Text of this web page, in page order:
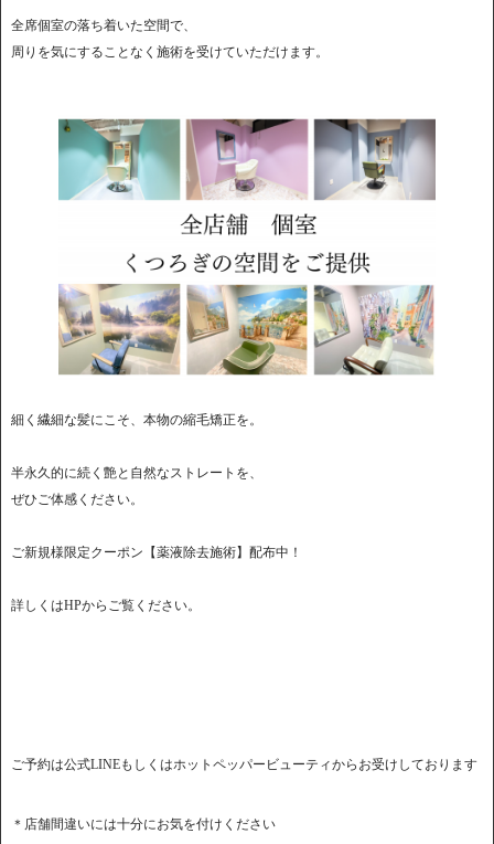
全席個室の落ち着いた空間で、
周りを気にすることなく施術を受けていただけます。
細く繊細な髪にこそ、本物の縮毛矯正を。
半永久的に続く艶と自然なストレートを、
ぜひご体感ください。
ご新規様限定クーポン【薬液除去施術】配布中！
詳しくはHPからご覧ください。
ご予約は公式LINEもしくはホットペッパービューティからお受けしております
＊店舗間違いには十分にお気を付けください